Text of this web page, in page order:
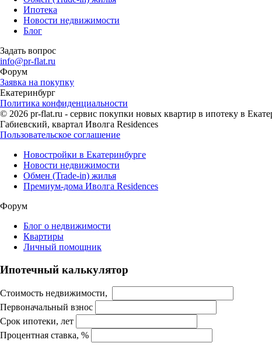
Ипотека
Новости недвижимости
Блог
Задать вопрос
info@pr-flat.ru
Форум
Заявка на покупку
Екатеринбург
Политика конфиденциальности
© 2026 pr-flat.ru - сервис покупки новых квартир в ипотеку в
Габиевский, квартал Иволга Residences
Пользовательское соглашение
Новостройки в Екатеринбурге
Новости недвижимости
Обмен (Trade-in) жилья
Премиум-дома Иволга Residences
Форум
Блог о недвижимости
Квартиры
Личный помощник
Ипотечный калькулятор
Стоимость недвижимости,
Первоначальный взнос
Срок ипотеки, лет
Процентная ставка, %